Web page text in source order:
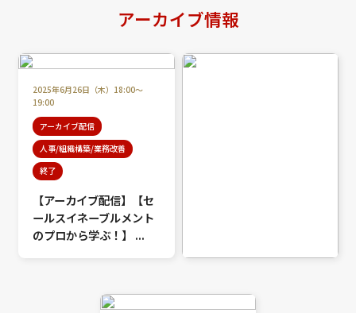
アーカイブ情報
2025年6月26日（木）18:00～
19:00
アーカイブ配信
人事/組織構築/業務改善
終了
【アーカイブ配信】【セ
ールスイネーブルメント
のプロから学ぶ！】 ...